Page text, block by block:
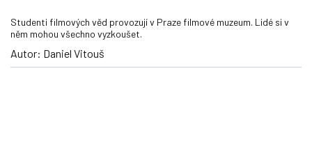
Studenti filmových věd provozují v Praze filmové muzeum. Lidé si v
něm mohou všechno vyzkoušet.
Autor: Daniel Vitouš